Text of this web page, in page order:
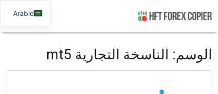
الوسم: الناسخة التجارية mt5
Arabic